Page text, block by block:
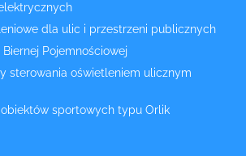
dla ulic i przestrzeni publicznych
Pojemnościowej
sterowania oświetleniem ulicznym
sportowych typu Orlik